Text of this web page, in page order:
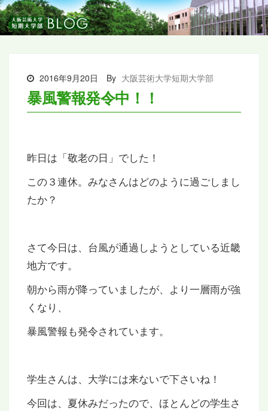
2016年9月20日 By 大阪芸術大学短期大学部
暴風警報発令中！！
昨日は「敬老の日」でした！
この３連休。みなさんはどのように過ごしまし
たか？
さて今日は、台風が通過しようとしている近畿
地方です。
朝から雨が降っていましたが、より一層雨が強
くなり、
暴風警報も発令されています。
学生さんは、大学には来ないで下さいね！
今回は、夏休みだったので、ほとんどの学生さ